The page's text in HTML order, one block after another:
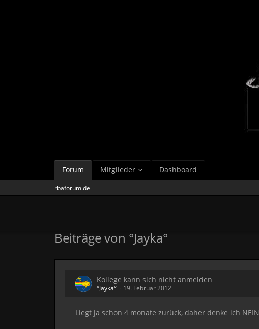
Forum Mitglieder Dashboard
rbaforum.de
Beiträge von °Jayka°
Kollege kann sich nicht anmelden
°Jayka° 19. Februar 2012
Liegt ja schon 4 monate zurück, daher denke ich NEIN